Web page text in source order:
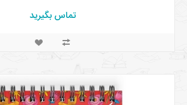
تماس بگیرید